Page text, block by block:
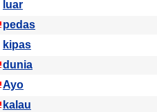
luar
pedas
kipas
dunia
Ayo
kalau